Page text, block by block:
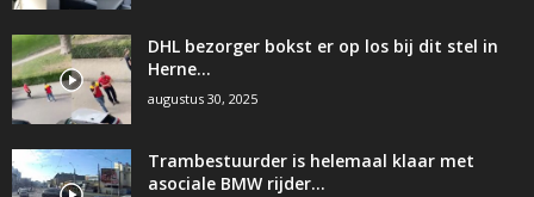
DHL bezorger bokst er op los bij dit stel in
Herne…
augustus 30, 2025
Trambestuurder is helemaal klaar met
asociale BMW rijder…